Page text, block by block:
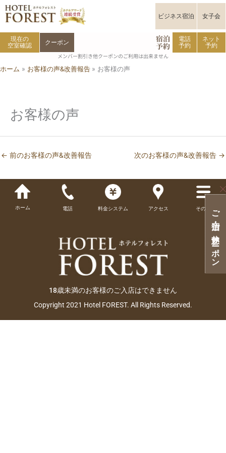
内
容
プ
ビジネス宿泊 女子会
現在の
空室確認
クーポン 宿泊
予約
電話
予約
ネット
予約
メンバー割引き他クーポンのご利用は出来ません
ホーム
お客様の声&改善報告 お客様の声
お客様の声
← 前のお客様の声&改善報告 次のお客様の声&改善報告 →
ホーム 電話 料金システム アクセス その他
18歳未満のお客様のご入店はできません
Copyright 2021 Hotel FOREST. All Rights Reserved.
ご宿泊・ご休憩クーポン